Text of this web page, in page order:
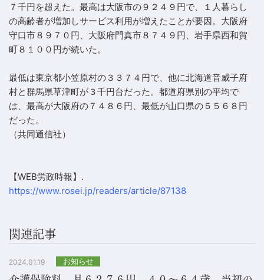
７千円を超えた。最高は大阪市の９２４９円で、１人暮らし
の高齢者が増加しサービス利用が増えたことが要因。大阪府
守口市８９７０円、大阪府門真市８７４９円、岩手県西和賀
町８１００円が続いた。
最低は東京都小笠原村の３３７４円で、他に北海道音威子府
村と群馬県草津町が３千円台だった。都道府県別の平均で
は、最高が大阪府の７４８６円、最低が山口県の５５６８円
だった。
（共同通信社）
【WEB労政時報】.
https://www.rosei.jp/readers/article/87138
関連記事
2024.01.19 お知らせ